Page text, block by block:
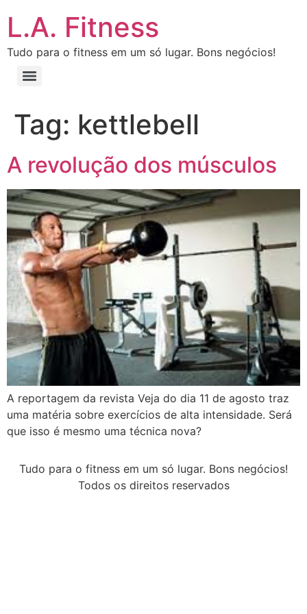
L.A. Fitness
Tudo para o fitness em um só lugar. Bons negócios!
Tag: kettlebell
A revolução dos músculos
A reportagem da revista Veja do dia 11 de agosto traz
uma matéria sobre exercícios de alta intensidade. Será
que isso é mesmo uma técnica nova?
Tudo para o fitness em um só lugar. Bons negócios!
Todos os direitos reservados